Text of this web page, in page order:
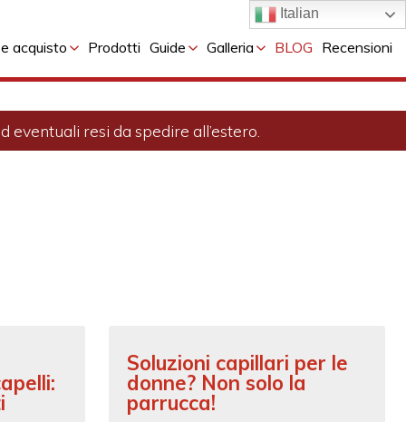
Italian
acquisto Prodotti Guide Galleria BLOG Recensioni
resi da spedire all’estero.
Soluzioni capillari per le
donne? Non solo la
parrucca!